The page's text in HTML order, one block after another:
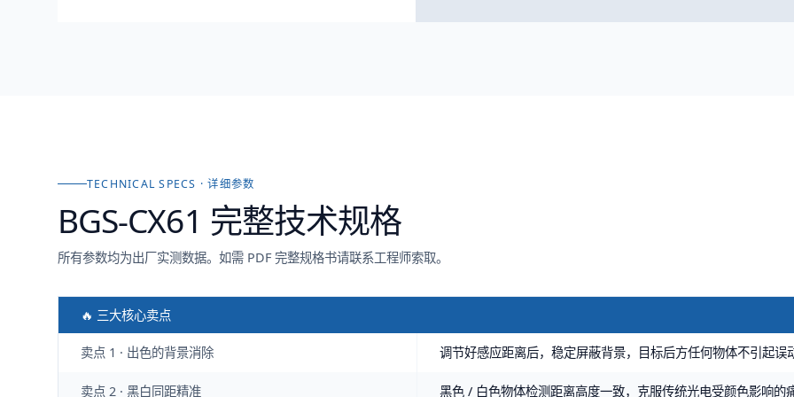
TECHNICAL SPECS · 详细参数
BGS-CX61 完整技术规格
所有参数均为出厂实测数据。如需 PDF 完整规格书请联系工程师索取。
🔥 三大核心卖点
卖点 1 · 出色的背景消除 调节好感应距离后，稳定屏蔽背景，目标后方任何物体不引起误
卖点 2 · 黑白同距精准 黑色 / 白色物体检测距离高度一致，克服传统光电受颜色影响的